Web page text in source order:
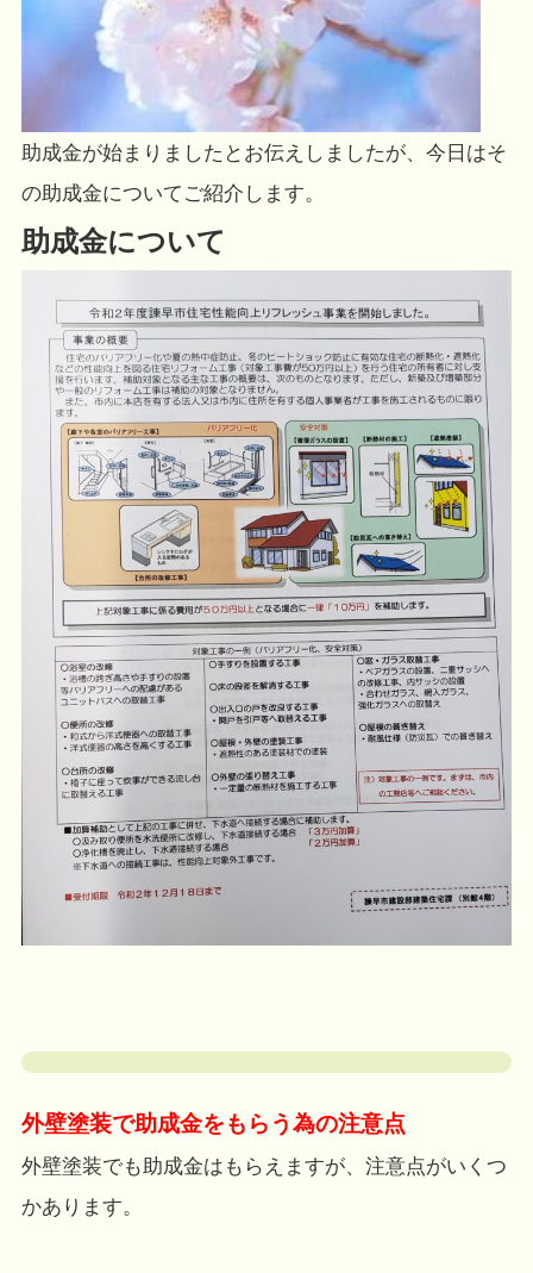
助成金が始まりましたとお伝えしましたが、今日はそ
の助成金についてご紹介します。
助成金について
外壁塗装で助成金をもらう為の注意点
外壁塗装でも助成金はもらえますが、注意点がいくつ
かあります。